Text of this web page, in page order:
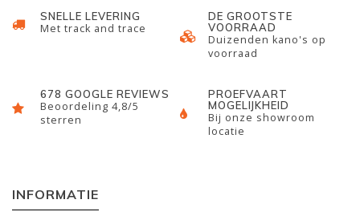
SNELLE LEVERING
Met track and trace
DE GROOTSTE
VOORRAAD
Duizenden kano's op
voorraad
678 GOOGLE REVIEWS
Beoordeling 4,8/5
sterren
PROEFVAART
MOGELIJKHEID
Bij onze showroom
locatie
INFORMATIE